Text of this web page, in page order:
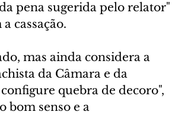
pena sugerida pelo relator"
cassação.
mas ainda considera a
da Câmara e da
quebra de decoro",
bom senso e a